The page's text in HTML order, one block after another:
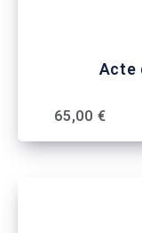
Acte
65,00 €